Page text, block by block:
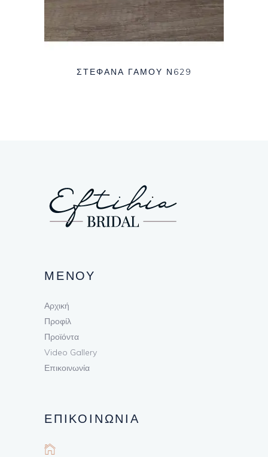
ΣΤΈΦΑΝΑ ΓΆΜΟΥ Ν629
ΜΕΝΟΥ
Αρχική
Προφίλ
Προϊόντα
Video Gallery
Επικοινωνία
ΕΠΙΚΟΙΝΩΝΙΑ